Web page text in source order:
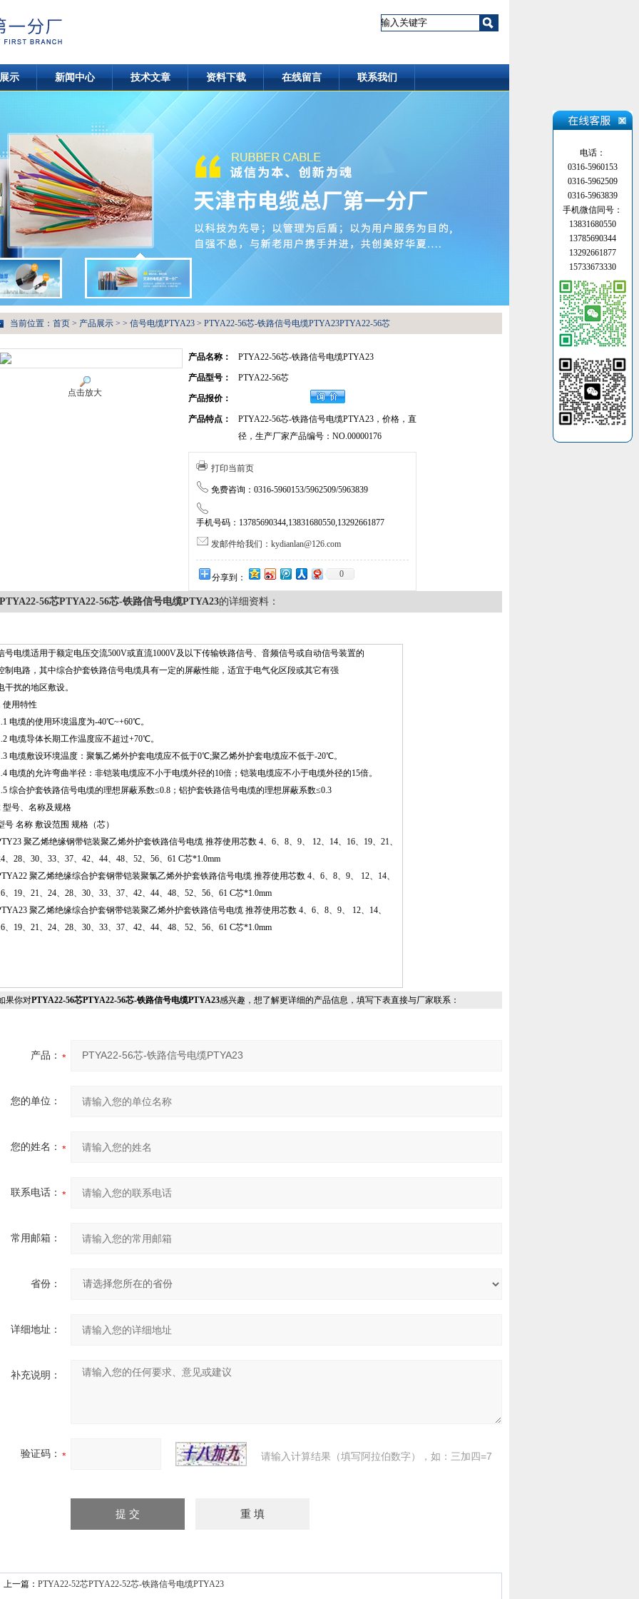
示 新闻中心 技术文章 资料下载 在线留言 联系我们
当前位置： 首页 > 产品展示 > > 信号电缆PTYA23 > PTYA22-56芯-铁路信号电缆PTYA23PTYA22-56芯
点击放大
产品名称： PTYA22-56芯-铁路信号电缆PTYA23
产品型号： PTYA22-56芯
产品报价：
产品特点：
PTYA22-56芯-铁路信号电缆PTYA23，价格，直
径，生产厂家产品编号：NO.00000176
打印当前页
免费咨询：0316-5960153/5962509/5963839
手机号码：13785690344,13831680550,13292661877
发邮件给我们：kydianlan@126.com
分享到： 0
PTYA22-56芯PTYA22-56芯-铁路信号电缆PTYA23的详细资料：
号电缆适用于额定电压交流500V或直流1000V及以下传输铁路信号、音频信号或自动信号装置的
制电路，其中综合护套铁路信号电缆具有一定的屏蔽性能，适宜于电气化区段或其它有强
干扰的地区敷设。
使用特性
电缆的使用环境温度为-40℃~+60℃。
电缆导体长期工作温度应不超过+70℃。
电缆敷设环境温度：聚氯乙烯外护套电缆应不低于0℃;聚乙烯外护套电缆应不低于-20℃。
电缆的允许弯曲半径：非铠装电缆应不小于电缆外径的10倍；铠装电缆应不小于电缆外径的15倍。
综合护套铁路信号电缆的理想屏蔽系数≤0.8；铝护套铁路信号电缆的理想屏蔽系数≤0.3
型号、名称及规格
号 名称 敷设范围 规格（芯）
聚乙烯绝缘钢带铠装聚乙烯外护套铁路信号电缆 推荐使用芯数 4、6、8、9、 12、14、16、19、21、
、28、30、33、37、42、44、48、52、56、61 C芯*1.0mm
聚乙烯绝缘综合护套钢带铠装聚氯乙烯外护套铁路信号电缆 推荐使用芯数 4、6、8、9、 12、14、
、19、21、24、28、30、33、37、42、44、48、52、56、61 C芯*1.0mm
聚乙烯绝缘综合护套钢带铠装聚乙烯外护套铁路信号电缆 推荐使用芯数 4、6、8、9、 12、14、
、19、21、24、28、30、33、37、42、44、48、52、56、61 C芯*1.0mm
你对PTYA22-56芯PTYA22-56芯-铁路信号电缆PTYA23感兴趣，想了解更详细的产品信息，填写下表直接与厂家联系：
产品：
您的单位：
您的姓名：
联系电话：
常用邮箱：
省份：
详细地址：
补充说明：
验证码： 请输入计算结果（填写阿拉伯数字），如：三加四=7
上一篇： PTYA22-52芯PTYA22-52芯-铁路信号电缆PTYA23
电话：
0316-5960153
0316-5962509
0316-5963839
手机微信同号：
13831680550
13785690344
13292661877
15733673330